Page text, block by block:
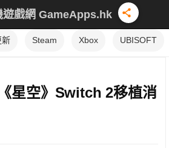
遊戲網 GameApps.hk
新 Steam Xbox UBISOFT
星空》Switch 2移植消